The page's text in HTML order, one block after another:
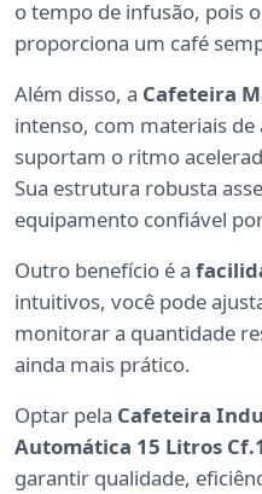
o tempo de infusão, pois
proporciona um café
Além disso, a Cafeteira
intenso, com materiais
suportam o ritmo
Sua estrutura robusta
equipamento confiável
Outro benefício é a
intuitivos, você pode
monitorar a quantidade
ainda mais prático.
Optar pela Cafeteira
Automática 15 Litros
garantir qualidade,